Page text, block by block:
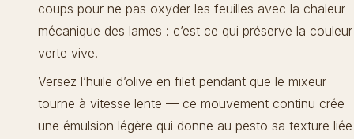
coups pour ne pas oxyder les feuilles avec la chaleur
mécanique des lames : c’est ce qui préserve la couleur
verte vive.
Versez l’huile d’olive en filet pendant que le mixeur
tourne à vitesse lente — ce mouvement continu crée
une émulsion légère qui donne au pesto sa texture liée